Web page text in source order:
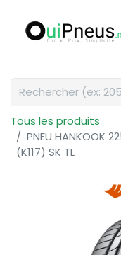
Tous les produits
PNEU HANKOOK
(K117) SK TL